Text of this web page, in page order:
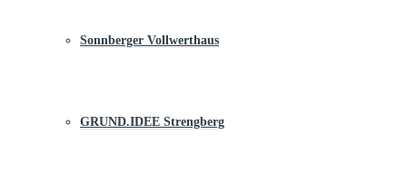
Sonnberger Vollwerthaus
GRUND.IDEE Strengberg